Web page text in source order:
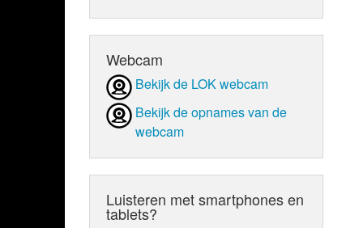
Webcam
Bekijk de LOK webcam
Bekijk de opnames van de
webcam
Luisteren met smartphones en
tablets?